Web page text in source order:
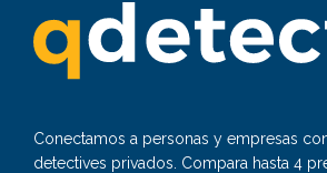
Conectamos a personas y empresas
detectives privados. Compara hasta 4